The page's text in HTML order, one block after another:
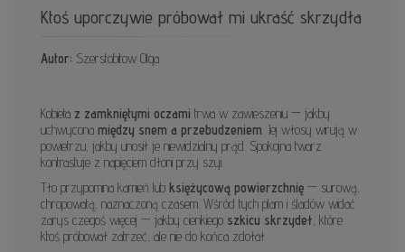
Ktoś uporczywie próbował mi ukraść skrzydła
Autor: Szerstobitow Olga
Kobieta z zamkniętymi oczami trwa w zawieszeniu — jakby
uchwycona między snem a przebudzeniem . Jej włosy wirują w
powietrzu, jakby unosił je niewidzialny prąd. Spokojna twarz
kontrastuje z napięciem dłoni przy szyi.
Tło przypomina kamień lub księżycową powierzchnię — surową,
chropowatą, naznaczoną czasem. Wśród tych plam i śladów widać
zarys czegoś więcej — jakby cienkiego szkicu skrzydeł , które
ktoś próbował zatrzeć, ale nie do końca zdołał.